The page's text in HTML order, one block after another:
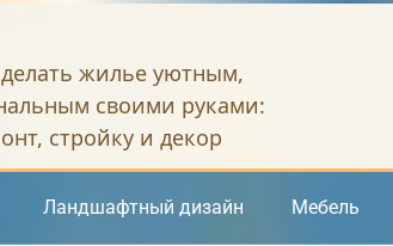
жилье уютным,
своими руками:
стройку и декор
Ландшафтный дизайн Мебель